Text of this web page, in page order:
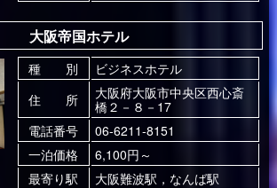
大阪帝国ホテル
種 別
ビジネスホテル
住 所
大阪府大阪市中央区西心斎
橋２－８－17
電話番号
06-6211-8151
一泊価格
6,100円～
最寄り駅
大阪難波駅，なんば駅